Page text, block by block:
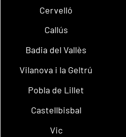
Cervelló
Callús
Badia del Vallès
Vilanova i la Geltrú
Pobla de Lillet
Castellbisbal
Vic